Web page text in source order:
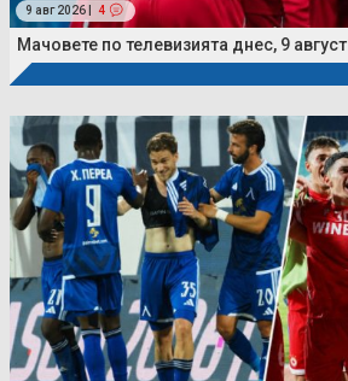
9 авг 2026 | 4
Мачовете по телевизията днес, 9 август